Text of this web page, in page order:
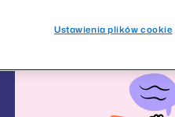
Ustawienia plików cookie